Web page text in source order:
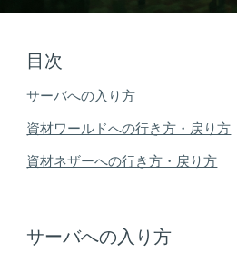
目次
サーバへの入り方
資材ワールドへの行き方・戻り方
資材ネザーへの行き方・戻り方
サーバへの入り方